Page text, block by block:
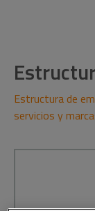
Estructura de
servicios y